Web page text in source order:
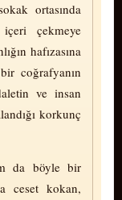
ortasında
çekmeye
hafızasına
coğrafyanın
ve insan
korkunç
da böyle bir
ceset kokan,